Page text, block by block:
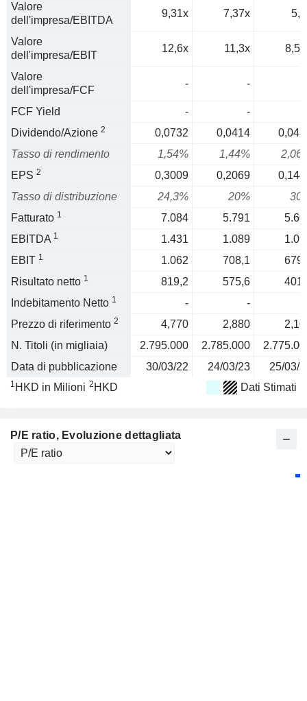
Valore
dell'impresa/EBITDA
9,31x 7,37x
Valore
dell'impresa/EBIT
12,6x 11,3x
Valore
dell'impresa/FCF
- -
FCF Yield -
-
Dividendo/Azione 2 0,0732 0,0414
Tasso di rendimento
1,54% 1,44%
EPS 2 0,3009 0,2069
Tasso di distribuzione
24,3% 20%
Fatturato 1 7.084 5.791
EBITDA 1 1.431 1.089
EBIT 1 1.062 708,1
Risultato netto 1 819,2 575,6
Indebitamento Netto 1 -
-
Prezzo di riferimento 2 4,770 2,880
N. Titoli (in migliaia)
2.795.000 2.785.000
Data di pubblicazione
30/03/22 24/03/23 25/03/
1 HKD in Milioni 2 HKD Dati Stimati
P/E ratio, Evoluzione dettagliata